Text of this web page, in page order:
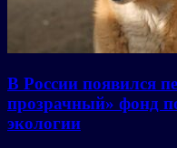
В России появился
прозрачный» фонд
экологии